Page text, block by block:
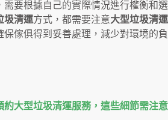
需要根據自己的實際情況進行權衡和選
圾清運方式，都需要注意大型垃圾清運
保傢俱得到妥善處理，減少對環境的負
約大型垃圾清運服務，這些細節需注意